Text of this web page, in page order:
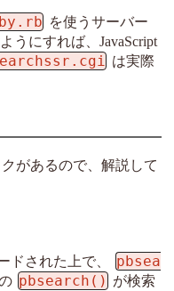
を使うサーバー
うにすれば、JavaScript
は実際
があるので、解説して
ドされた上で、
pbsea
pbsearch() が検索